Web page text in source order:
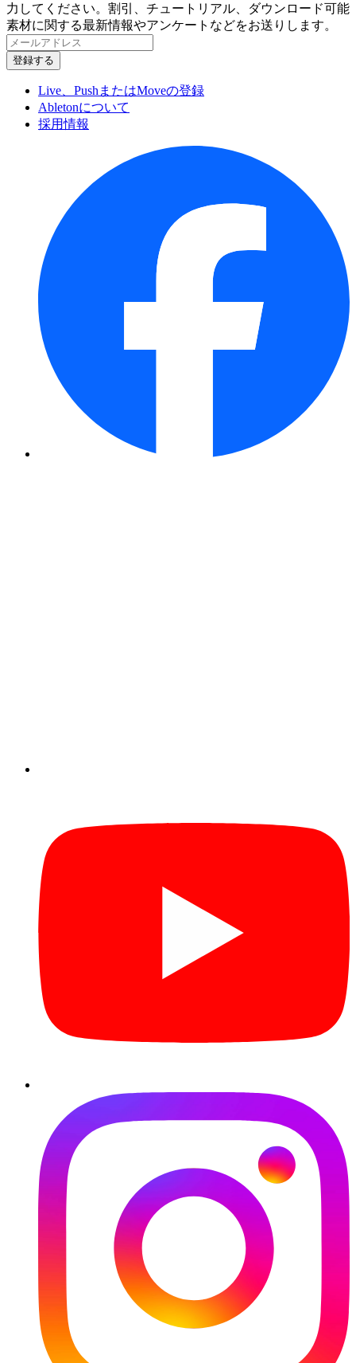
力してください。割引、チュートリアル、ダウンロード可能
素材に関する最新情報やアンケートなどをお送りします。
Live、PushまたはMoveの登録
Abletonについて
採用情報